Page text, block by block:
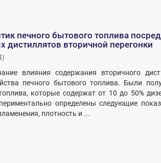
печного бытового топлива
дистиллятов вторичной перегонки
)
влияния содержания вторичного
печного бытового топлива. Были
которые содержат от 10 до 50%
определены следующие
плотность и ...